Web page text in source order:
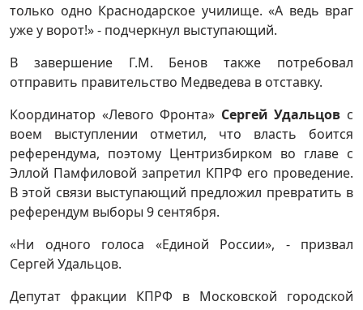
только одно Краснодарское училище. «А ведь враг
уже у ворот!» - подчеркнул выступающий.
В завершение Г.М. Бенов также потребовал
отправить правительство Медведева в отставку.
Координатор «Левого Фронта» Сергей Удальцов с
воем выступлении отметил, что власть боится
референдума, поэтому Центризбирком во главе с
Эллой Памфиловой запретил КПРФ его проведение.
В этой связи выступающий предложил превратить в
референдум выборы 9 сентября.
«Ни одного голоса «Единой России», - призвал
Сергей Удальцов.
Депутат фракции КПРФ в Московской городской